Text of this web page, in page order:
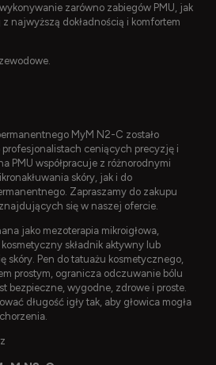
zarówno zabiegów PMU, jak
najwyższą dokładnością i komfortem
MyM N2-C zostało
profesjonalistach ceniących precyzję i
PMU współpracuje z różnorodnymi
skóry, jak i do
Zapraszamy do zakupu
się w naszej ofercie.
jako mezoterapia mikroigłowa,
składnik aktywny lub
skóry. Pen do tatuażu kosmetycznego,
prostym, ogranicza odczuwanie bólu
bezpieczne, wygodne, zdrowe i proste.
długość igły tak, aby głowica mogła